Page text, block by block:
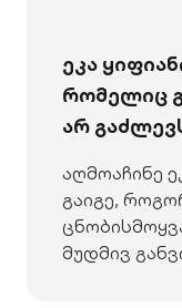
ეკა
რომელიც
არ
აღმოაჩინე
გაიგე,
მუდმივ